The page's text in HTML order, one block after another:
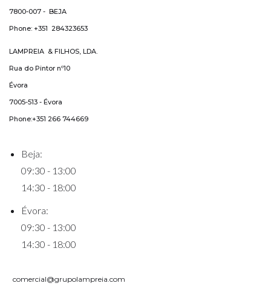
7800-007 - BEJA
Phone: +351 284323653
LAMPREIA & FILHOS, LDA.
Rua do Pintor nº10
Évora
7005-513 - Évora
Phone:+351 266 744669
Beja:
09:30 - 13:00
14:30 - 18:00
Évora:
09:30 - 13:00
14:30 - 18:00
comercial@grupolampreia.com